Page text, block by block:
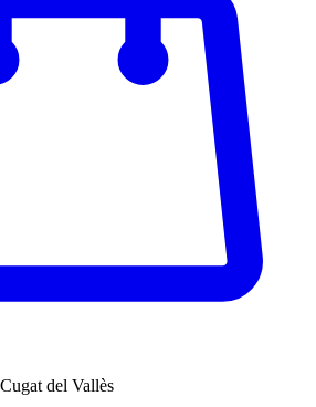
del Vallès